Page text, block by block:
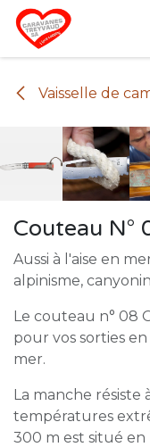
Se rendre au contenu
Vaisselle de
Couteau N°
Aussi à l'aise en
alpinisme,
Le couteau n° 08
pour vos sorties
mer.
La manche résiste
températures
300 m est situé